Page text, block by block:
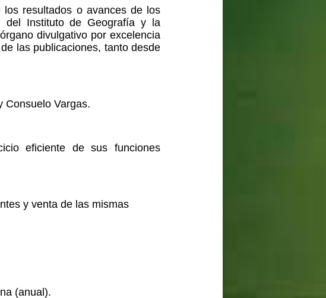
resultados o avances de los
del Instituto de Geografía y la
divulgativo por excelencia
las publicaciones, tanto desde
Consuelo Vargas.
eficiente de sus funciones
y venta de las mismas
(anual).